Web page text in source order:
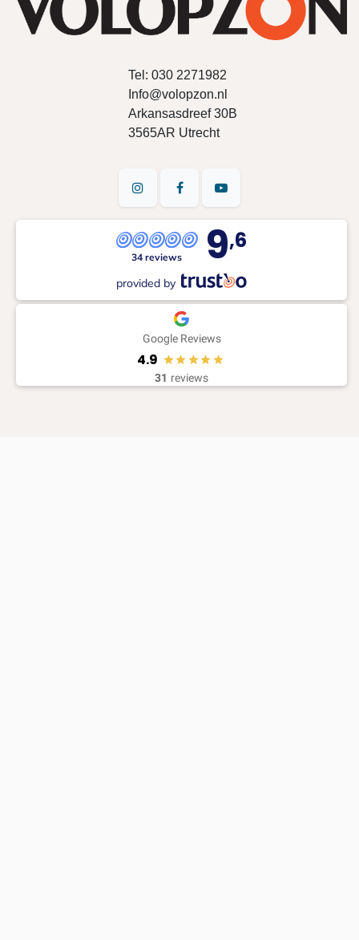
Tel: 030 2271982
Info@volopzon.nl
Arkansasdreef 30B
3565AR Utrecht
34 reviews 9,6
provided by
Google Reviews
4.9
31 reviews